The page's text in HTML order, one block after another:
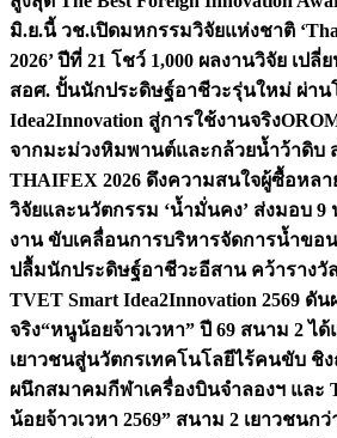
มิ.ย.นี้ วช.เปิดมหกรรมวิจัยแห่งชาติ
2026’ ปีที่ 21 โชว์ 1,000 ผลงานวิจัย เป
สอศ. ปั้นนักประดิษฐ์อาชีวะรุ่นใหม่ ผ่าน
Idea2Innovation สู่การใช้งานจริง
จากมะม่วงหิมพานต์และกล้วยน้ำว้าดิบ
THAIFEX 2026 ดึงความสนใจผู้ซื้อหลา
วิจัยและนวัตกรรม ‘น้ำมั่นคง’ ส่งมอบ 9
งาน ขับเคลื่อนการบริหารจัดการน้ำขอ
ปลื้มนักประดิษฐ์อาชีวะอีสาน คว้ารางวั
TVET Smart Idea2Innovation 2569 ดั
จริง“หนูน้อยจ้าวเวหา” ปี 69 สนาม 2 ไ
เยาวชนสู่นวัตกรเทคโนโลยีไร้คนขับ ชิ
ผนึกสมาคมกีฬาเครื่องบินจำลองฯ และ
น้อยจ้าวเวหา 2569” สนาม 2 เยาวชนก